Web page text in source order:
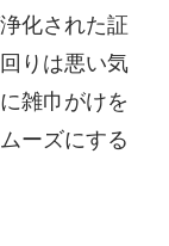
化された証
りは悪い気
雑巾がけを
ーズにする